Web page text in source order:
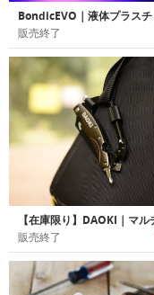
販売終了
販売終了